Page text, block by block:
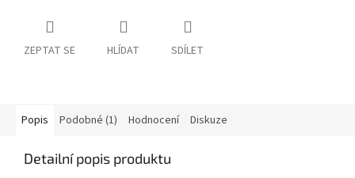
ZEPTAT SE HLÍDAT SDÍLET
Popis Podobné (1) Hodnocení Diskuze
Detailní popis produktu